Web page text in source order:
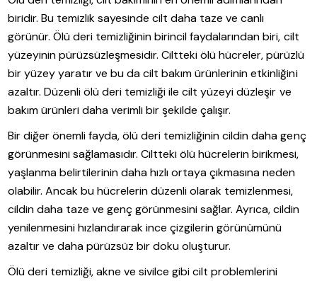
biridir. Bu temizlik sayesinde cilt daha taze ve canlı
görünür. Ölü deri temizliğinin birincil faydalarından biri, cilt
yüzeyinin pürüzsüzleşmesidir. Ciltteki ölü hücreler, pürüzlü
bir yüzey yaratır ve bu da cilt bakım ürünlerinin etkinliğini
azaltır. Düzenli ölü deri temizliği ile cilt yüzeyi düzleşir ve
bakım ürünleri daha verimli bir şekilde çalışır.
Bir diğer önemli fayda, ölü deri temizliğinin cildin daha genç
görünmesini sağlamasıdır. Ciltteki ölü hücrelerin birikmesi,
yaşlanma belirtilerinin daha hızlı ortaya çıkmasına neden
olabilir. Ancak bu hücrelerin düzenli olarak temizlenmesi,
cildin daha taze ve genç görünmesini sağlar. Ayrıca, cildin
yenilenmesini hızlandırarak ince çizgilerin görünümünü
azaltır ve daha pürüzsüz bir doku oluşturur.
Ölü deri temizliği, akne ve sivilce gibi cilt problemlerini